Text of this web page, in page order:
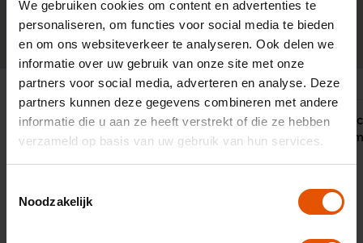
We gebruiken cookies om content en advertenties te
personaliseren, om functies voor social media te bieden
en om ons websiteverkeer te analyseren. Ook delen we
informatie over uw gebruik van onze site met onze
partners voor social media, adverteren en analyse. Deze
partners kunnen deze gegevens combineren met andere
informatie die u aan ze heeft verstrekt of die ze hebben
verzameld op basis van uw gebruik van hun services.
Noodzakelijk
0341-760088 Neem contact op
"LeaseLinq heeft mij prima geholpen
bij de keuze van een nieuwe
Snelle